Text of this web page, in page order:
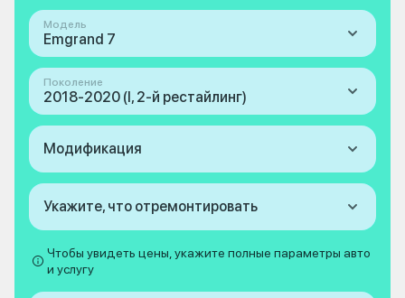
Модель
Emgrand 7
Поколение
2018-2020 (I, 2-й рестайлинг)
Модификация
Укажите, что отремонтировать
Чтобы увидеть цены, укажите полные параметры авто
и услугу